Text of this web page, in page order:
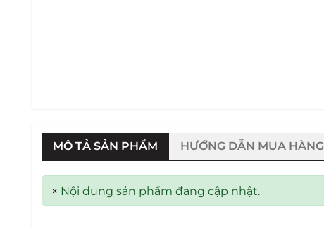
MÔ TẢ SẢN PHẨM HƯỚNG DẪN MUA HÀNG
× Nội dung sản phẩm đang cập nhật.